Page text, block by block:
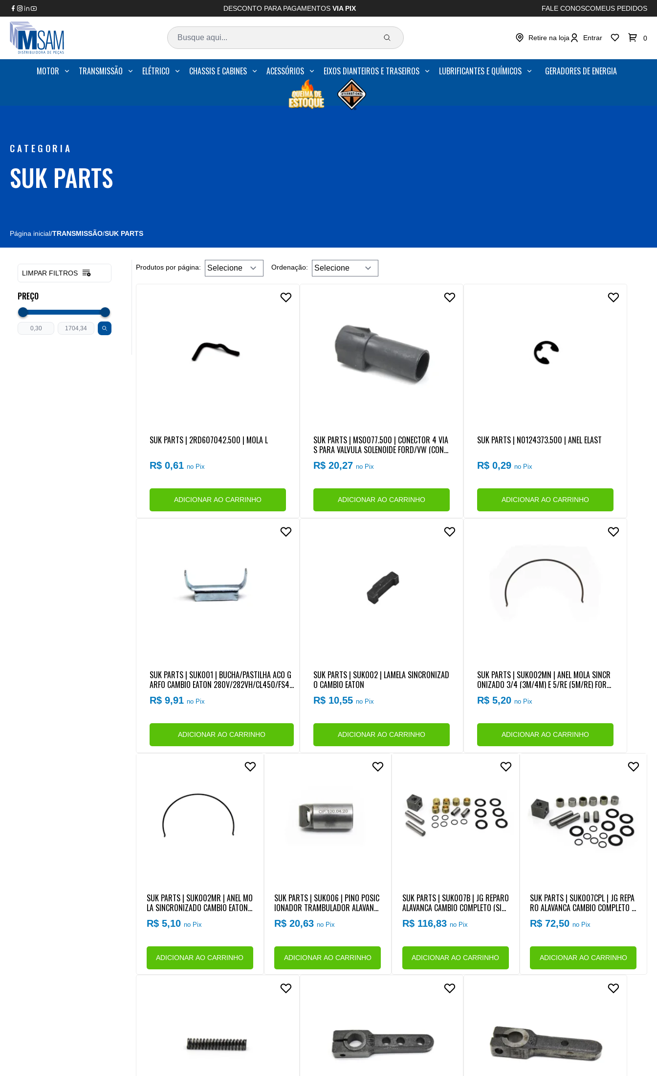
DESCONTO PARA PAGAMENTOS VIA PIX FALE CONOSCOMEUS PEDIDOS
Retire na loja Entrar 0
MOTOR TRANSMISSÃO ELÉTRICO CHASSIS E CABINES ACESSÓRIOS EIXOS DIANTEIROS E TRASEIROS LUBRIFICANTES E QUÍMICOS GERADORES DE ENERGIA
CATEGORIA
SUK PARTS
Página inicial/TRANSMISSÃO/SUK PARTS
LIMPAR FILTROS
PREÇO
Produtos por página: Ordenação:
SUK PARTS | 2RD607042.500 | MOLA L
R$ 0,61 no Pix
ADICIONAR AO CARRINHO
SUK PARTS | MS0077.500 | CONECTOR 4 VIA
S PARA VALVULA SOLENOIDE FORD/VW (CONE
CTOR REDONDO) (REPARO RAPIDO) (SEM FIO)
R$ 20,27 no Pix
ADICIONAR AO CARRINHO
SUK PARTS | N0124373.500 | ANEL ELAST
R$ 0,29 no Pix
ADICIONAR AO CARRINHO
SUK PARTS | SUK001 | BUCHA/PASTILHA ACO G
ARFO CAMBIO EATON 280V/282VH/CL450/FS40
05/FS4205/FS5005..
R$ 9,91 no Pix
ADICIONAR AO CARRINHO
SUK PARTS | SUK002 | LAMELA SINCRONIZAD
O CAMBIO EATON
R$ 10,55 no Pix
ADICIONAR AO CARRINHO
SUK PARTS | SUK002MN | ANEL MOLA SINCR
ONIZADO 3/4 (3M/4M) E 5/RE (5M/RE) FORD
/VW/MB/AGRALE CAMBIO EATON FSO4305/FS
O4405 (MENOR)
R$ 5,20 no Pix
ADICIONAR AO CARRINHO
SUK PARTS | SUK002MR | ANEL MO
LA SINCRONIZADO CAMBIO EATON (
MAIOR)
R$ 5,10 no Pix
ADICIONAR AO CARRINHO
SUK PARTS | SUK006 | PINO POSIC
IONADOR TRAMBULADOR ALAVANC
A CAMBIO FORD/VW/MB CAMBIO EA
TON FSO4405 (MEDIDA PINO 16MM
R$ 20,63no Pix
ADICIONAR AO CARRINHO
SUK PARTS | SUK007B | JG REPARO
ALAVANCA CAMBIO COMPLETO (SIS
TEMA BUCHA)
R$ 116,83 no Pix
ADICIONAR AO CARRINHO
SUK PARTS | SUK007CPL | JG REPA
RO ALAVANCA CAMBIO COMPLETO (
SISTEMA ROLAMENTO)
R$ 72,50no Pix
ADICIONAR AO CARRINHO